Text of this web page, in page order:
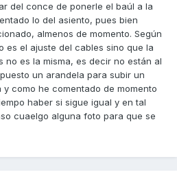
del conce de ponerle el baúl a la
lo del asiento, pues bien
almenos de momento. Según
es el ajuste del cables sino que la
no es la misma, es decir no están al
un arandela para subir un
como he comentado de momento
haber si sigue igual y en tal
cuaelgo alguna foto para que se